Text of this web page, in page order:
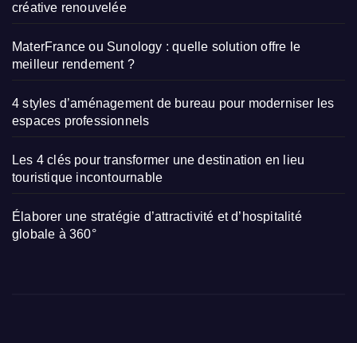
créative renouvelée
MaterFrance ou Sunology : quelle solution offre le
meilleur rendement ?
4 styles d’aménagement de bureau pour moderniser les
espaces professionnels
Les 4 clés pour transformer une destination en lieu
touristique incontournable
Élaborer une stratégie d’attractivité et d’hospitalité
globale à 360°